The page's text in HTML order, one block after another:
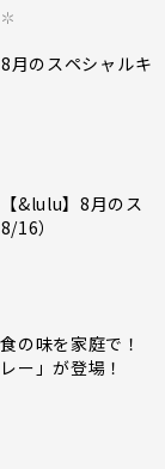
月のスペシャルキ
&lulu】8月のス
16）
の味を家庭で！
ー」が登場！